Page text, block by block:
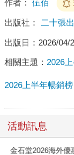
作者： 伍佰
出版社： 二十張
出版日： 2026/04/
相關主題： 2026
2026上半年暢銷
活動訊息
金石堂2026海外優